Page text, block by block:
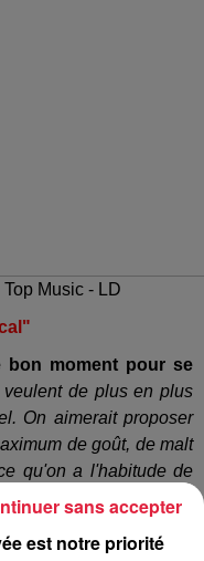
Music - LD
bon moment pour se
veulent de plus en plus
On aimerait proposer
de goût, de malt
qu'on a l'habitude de
plus aller vers le
est notre priorité
sans accepter